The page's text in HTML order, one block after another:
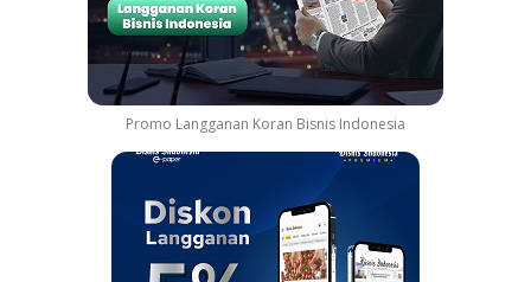
Promo Langganan Koran Bisnis Indonesia